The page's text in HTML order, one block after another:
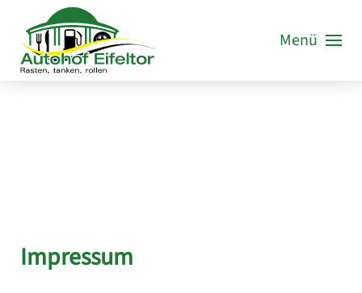
Zum Hauptinhalt springen Menü
Impressum